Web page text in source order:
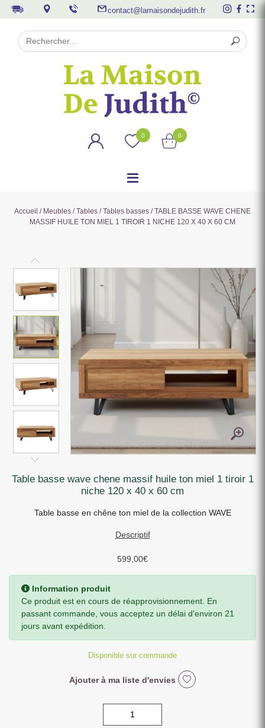
contact@lamaisondejudith.fr
0 0
Accueil / Meubles /Tables /Tables basses / TABLE BASSE WAVE CHENE
MASSIF HUILE TON MIEL 1 TIROIR 1 NICHE 120 X 40 X 60 CM
table basse wave chene massif huile ton miel 1 tiroir 1
niche 120 x 40 x 60 cm
Table basse en chêne ton miel de la collection WAVE
Descriptif
599,00€
Information produit
Ce produit est en cours de réapprovisionnement. En
passant commande, vous acceptez un délai d'environ 21
jours avant expédition.
Disponible sur commande
Ajouter à ma liste d'envies